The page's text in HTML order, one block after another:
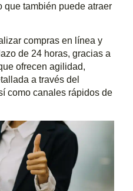
que también puede atraer
compras en línea y
de 24 horas, gracias a
ofrecen agilidad,
a través del
como canales rápidos de